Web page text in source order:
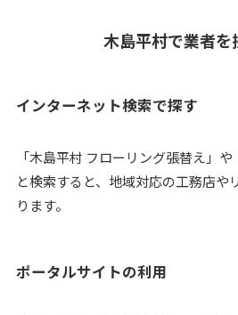
木島平村で業者を
インターネット検索で探す
「木島平村 フローリング張替え」や
と検索すると、地域対応の工務店や
ります。
ポータルサイトの利用